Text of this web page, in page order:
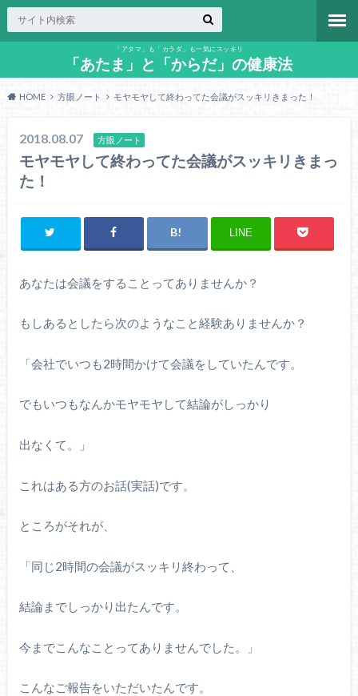
「アタマ」も「カラダ」も一気にスッキリ
「あたま」と「からだ」の健康法
HOME 方眼ノート モヤモヤして終わってた会議がスッキリきまった！
2018.08.07 方眼ノート
モヤモヤして終わってた会議がスッキリきまっ
た！
LINE
あなたは会議をすることってありませんか？
もしあるとしたら次のようなこと経験ありませんか？
「会社でいつも2時間かけて会議をしていたんです。
でもいつもなんかモヤモヤして結論がしっかり
出なくて。」
これはある方のお話(実話)です。
ところがそれが、
「同じ2時間の会議がスッキリ終わって、
結論までしっかり出たんです。
今までこんなことってありませんでした。」
こんなご報告をいただいたんです。